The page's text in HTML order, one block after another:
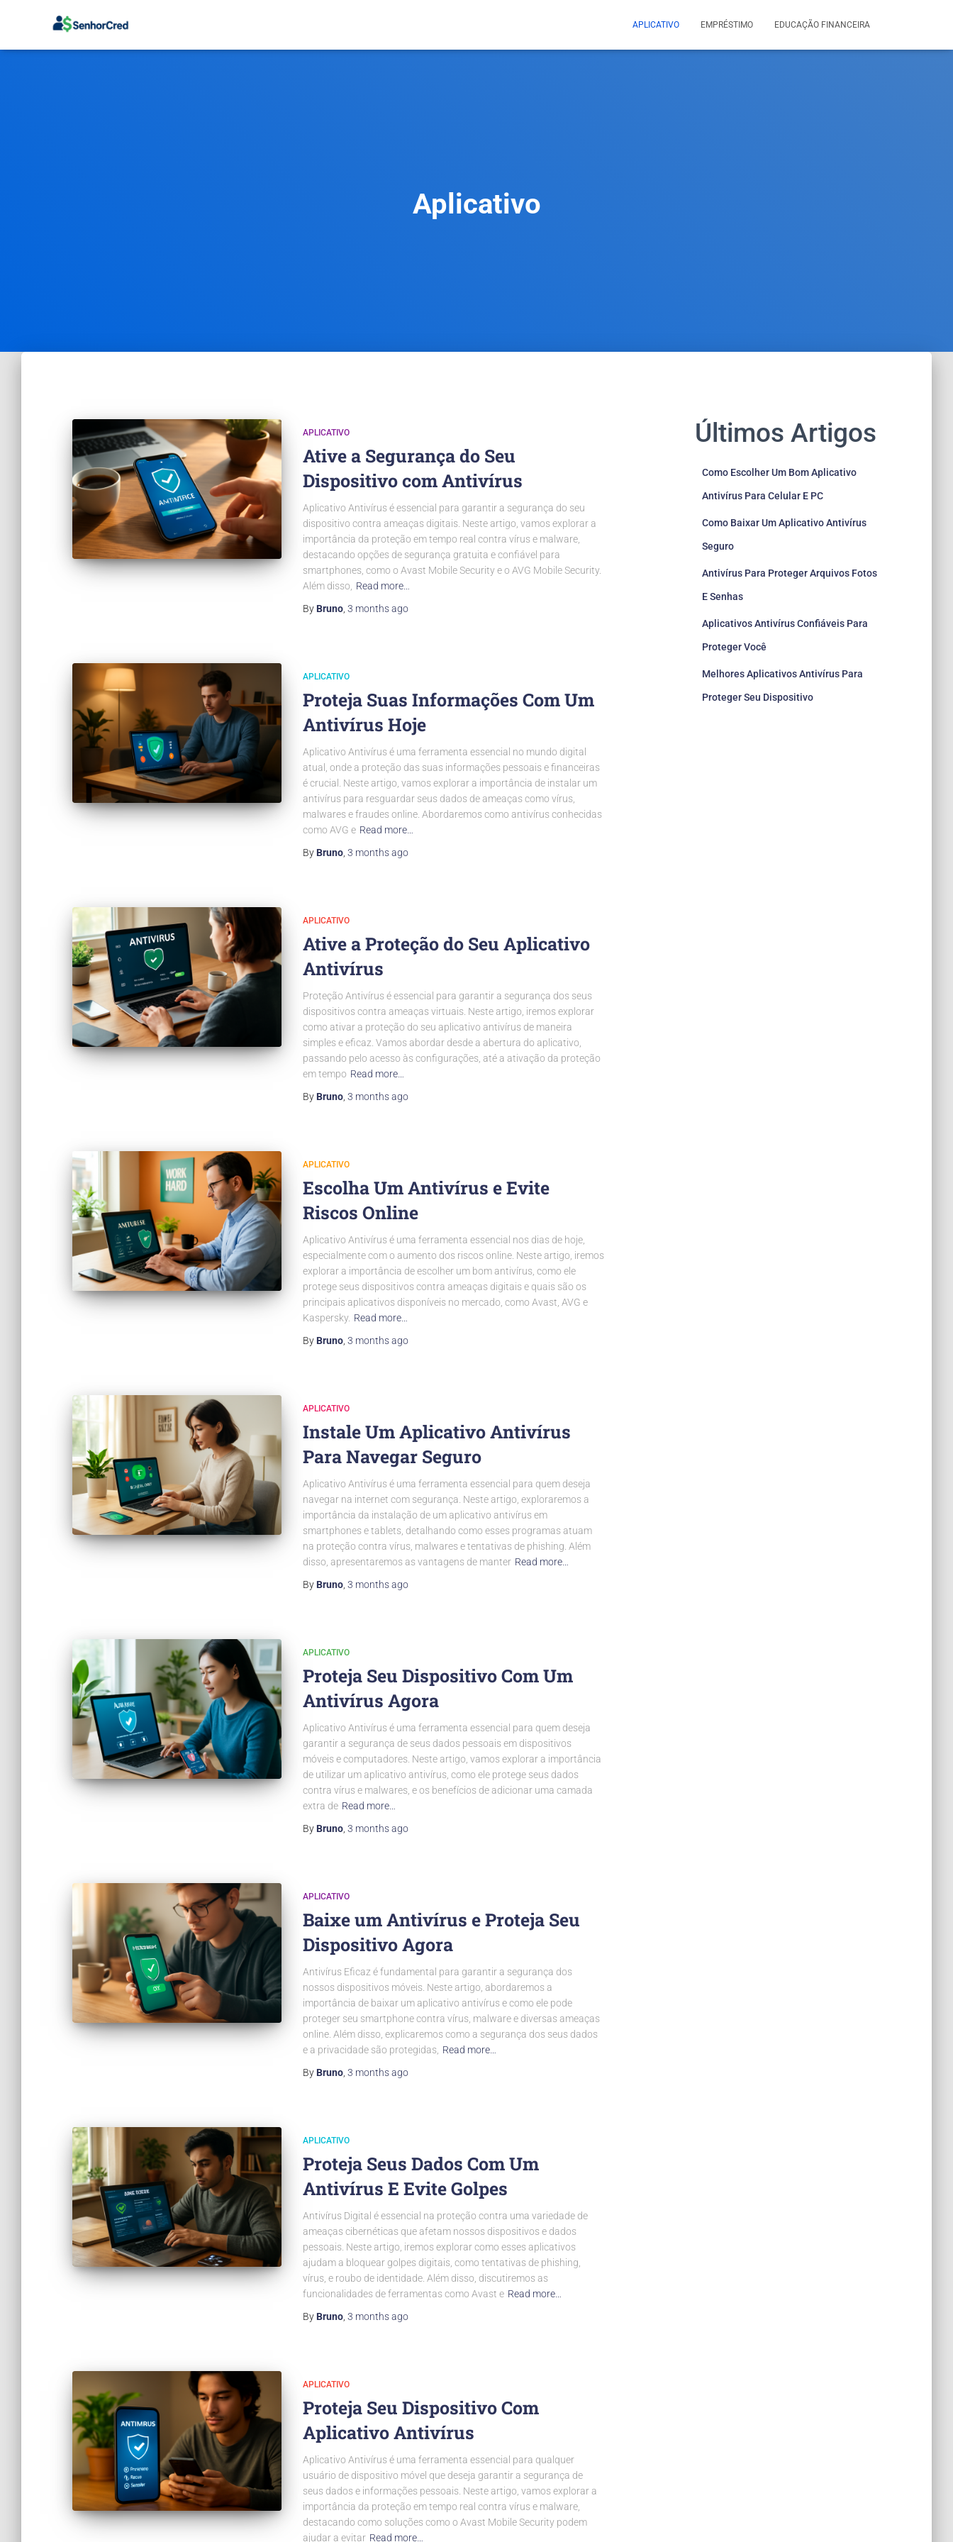
APLICATIVO EMPRÉSTIMO EDUCAÇÃO FINANCEIRA
Aplicativo
APLICATIVO
Ative a Segurança do Seu
Dispositivo com Antivírus
Aplicativo Antivírus é essencial para garantir a segurança do seu
dispositivo contra ameaças digitais. Neste artigo, vamos explorar a
importância da proteção em tempo real contra vírus e malware,
destacando opções de segurança gratuita e confiável para
smartphones, como o Avast Mobile Security e o AVG Mobile Security.
Além disso,
Read more…
By Bruno 3 monthsago
APLICATIVO
Proteja Suas Informações Com Um
Antivírus Hoje
Aplicativo Antivírus é uma ferramenta essencial no mundo digital
atual, onde a proteção das suas informações pessoais e financeiras
é crucial. Neste artigo, vamos explorar a importância de instalar um
antivírus para resguardar seus dados de ameaças como vírus,
malwares e fraudes online. Abordaremos como antivírus conhecidas
como AVG e Read more…
By Bruno 3 monthsago
APLICATIVO
Ative a Proteção do Seu Aplicativo
Antivírus
Proteção Antivírus é essencial para garantir a segurança dos seus
dispositivos contra ameaças virtuais. Neste artigo, iremos explorar
como ativar a proteção do seu aplicativo antivírus de maneira
simples e eficaz. Vamos abordar desde a abertura do aplicativo,
passando pelo acesso às configurações, até a ativação da proteção
em tempo Read more…
By Bruno 3 monthsago
APLICATIVO
Escolha Um Antivírus e Evite
Riscos Online
Aplicativo Antivírus é uma ferramenta essencial nos dias de hoje,
especialmente com o aumento dos riscos online. Neste artigo, iremos
explorar a importância de escolher um bom antivírus, como ele
protege seus dispositivos contra ameaças digitais e quais são os
principais aplicativos disponíveis no mercado, como Avast, AVG e
Kaspersky. Read more…
By Bruno 3 monthsago
APLICATIVO
Instale Um Aplicativo Antivírus
Para Navegar Seguro
Aplicativo Antivírus é uma ferramenta essencial para quem deseja
navegar na internet com segurança. Neste artigo, exploraremos a
importância da instalação de um aplicativo antivírus em
smartphones e tablets, detalhando como esses programas atuam
na proteção contra vírus, malwares e tentativas de phishing. Além
disso, apresentaremos as vantagens de manter Read more…
By Bruno 3 monthsago
APLICATIVO
Proteja Seu Dispositivo Com Um
Antivírus Agora
Aplicativo Antivírus é uma ferramenta essencial para quem deseja
garantir a segurança de seus dados pessoais em dispositivos
móveis e computadores. Neste artigo, vamos explorar a importância
de utilizar um aplicativo antivírus, como ele protege seus dados
contra vírus e malwares, e os benefícios de adicionar uma camada
extra de Read more…
By Bruno 3 monthsago
APLICATIVO
Baixe um Antivírus e Proteja Seu
Dispositivo Agora
Antivírus Eficaz é fundamental para garantir a segurança dos
nossos dispositivos móveis. Neste artigo, abordaremos a
importância de baixar um aplicativo antivírus e como ele pode
proteger seu smartphone contra vírus, malware e diversas ameaças
online. Além disso, explicaremos como a segurança dos seus dados
e a privacidade são protegidas, Read more…
By Bruno 3 monthsago
APLICATIVO
Proteja Seus Dados Com Um
Antivírus E Evite Golpes
Antivírus Digital é essencial na proteção contra uma variedade de
ameaças cibernéticas que afetam nossos dispositivos e dados
pessoais. Neste artigo, iremos explorar como esses aplicativos
ajudam a bloquear golpes digitais, como tentativas de phishing,
vírus, e roubo de identidade. Além disso, discutiremos as
funcionalidades de ferramentas como Avast e Read more…
By Bruno 3 monthsago
APLICATIVO
Proteja Seu Dispositivo Com
Aplicativo Antivírus
Aplicativo Antivírus é uma ferramenta essencial para qualquer
usuário de dispositivo móvel que deseja garantir a segurança de
seus dados e informações pessoais. Neste artigo, vamos explorar a
importância da proteção em tempo real contra vírus e malware,
destacando como soluções como o Avast Mobile Security podem
ajudar a evitar Read more…
Últimos Artigos
Como Escolher Um Bom Aplicativo
Antivírus Para Celular E PC
Como Baixar Um Aplicativo Antivírus
Seguro
Antivírus Para Proteger Arquivos Fotos
E Senhas
Aplicativos Antivírus Confiáveis Para
Proteger Você
Melhores Aplicativos Antivírus Para
Proteger Seu Dispositivo